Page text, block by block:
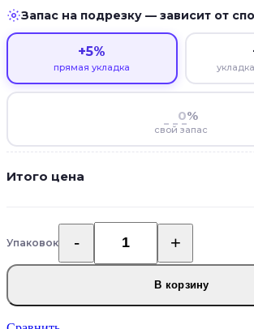
Запас на подрезку — зависит от
+5%
прямая укладка
%
свой запас
Итого цена
УпаковокКоличество
товара
SPC
В корзину